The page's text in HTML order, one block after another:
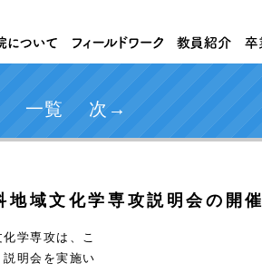
一覧 次→
域文化学専攻説明会の開催
学専攻は、こ
明会を実施い